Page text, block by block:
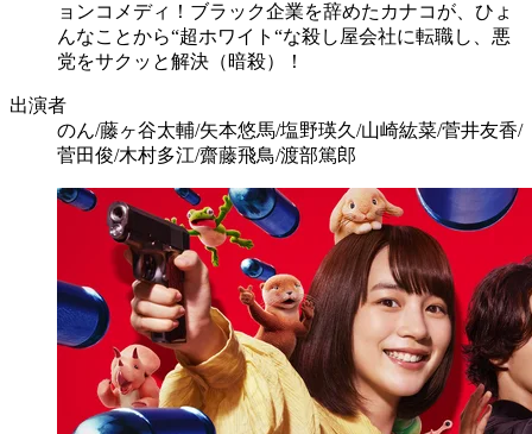
ョンコメディ！ブラック企業を辞めたカナコが、ひょ
んなことから“超ホワイト“な殺し屋会社に転職し、悪
党をサクッと解決（暗殺）！
出演者
のん/藤ヶ谷太輔/矢本悠馬/塩野瑛久/山崎紘菜/菅井友香/
菅田俊/木村多江/齋藤飛鳥/渡部篤郎